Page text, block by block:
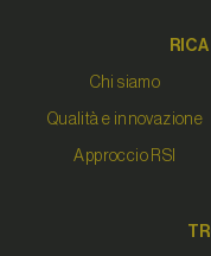
Chi siamo
Qualità e innovazione
Approccio RSI